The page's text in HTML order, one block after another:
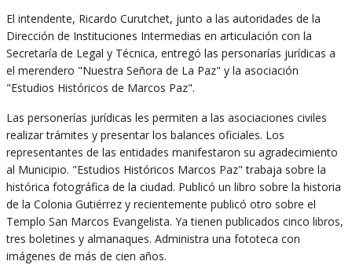
El intendente, Ricardo Curutchet, junto a las autoridades de la
Dirección de Instituciones Intermedias en articulación con la
Secretaría de Legal y Técnica, entregó las personarías jurídicas a
el merendero "Nuestra Señora de La Paz" y la asociación
"Estudios Históricos de Marcos Paz".
Las personerías jurídicas les permiten a las asociaciones civiles
realizar trámites y presentar los balances oficiales. Los
representantes de las entidades manifestaron su agradecimiento
al Municipio. "Estudios Históricos Marcos Paz" trabaja sobre la
histórica fotográfica de la ciudad. Publicó un libro sobre la historia
de la Colonia Gutiérrez y recientemente publicó otro sobre el
Templo San Marcos Evangelista. Ya tienen publicados cinco libros,
tres boletines y almanaques. Administra una fototeca con
imágenes de más de cien años.